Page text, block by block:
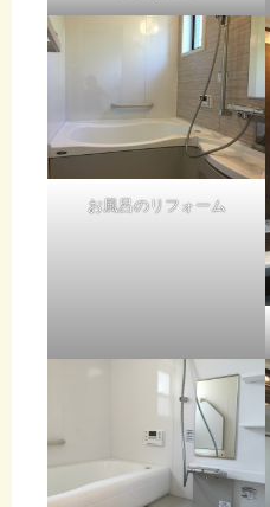
お風呂のリフォーム